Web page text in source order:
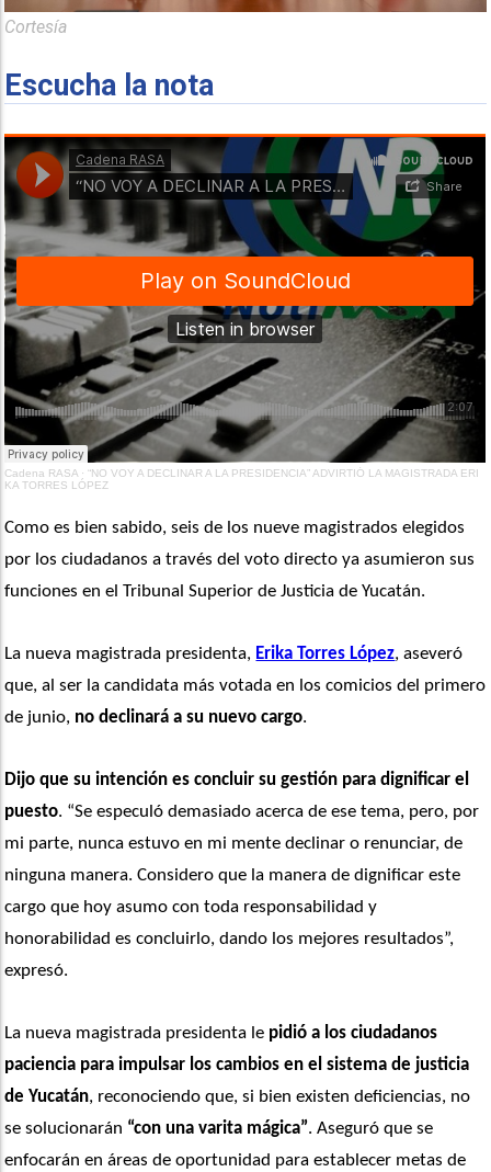
Cortesía
Escucha la nota
Cadena RASA ·“NO VOY A DECLINAR A LA PRESIDENCIA” ADVIRTIÓ LA MAGISTRADA ERI
KA TORRES LÓPEZ
Como es bien sabido, seis de los nueve magistrados elegidos
por los ciudadanos a través del voto directo ya asumieron sus
funciones en el Tribunal Superior de Justicia de Yucatán.
La nueva magistrada presidenta, Erika Torres López, aseveró
que, al ser la candidata más votada en los comicios del primero
de junio, no declinará a su nuevo cargo.
Dijo que su intención es concluir su gestión para dignificar el
puesto. “Se especuló demasiado acerca de ese tema, pero, por
mi parte, nunca estuvo en mi mente declinar o renunciar, de
ninguna manera. Considero que la manera de dignificar este
cargo que hoy asumo con toda responsabilidad y
honorabilidad es concluirlo, dando los mejores resultados”,
expresó.
La nueva magistrada presidenta le pidió a los ciudadanos
paciencia para impulsar los cambios en el sistema de justicia
de Yucatán, reconociendo que, si bien existen deficiencias, no
se solucionarán “con una varita mágica”. Aseguró que se
enfocarán en áreas de oportunidad para establecer metas de